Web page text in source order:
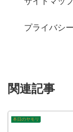
プライバシ
関連記事
本日のヤモリ